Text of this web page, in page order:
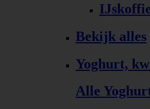
Bekijk alles
Yoghurt,
Alle